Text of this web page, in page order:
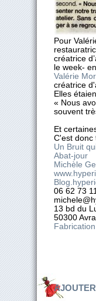
Pour
créatrice
le week-
Valérie
créatrice
Elles
« Nous
souvent
Et
C'est donc
Un Bruit
Abat-jour
Michèle
06 62 73
13 bd du
50300